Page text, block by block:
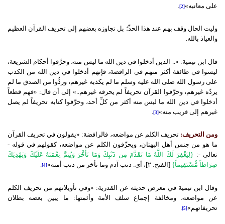
على معانيه»[2]
وليت الحال وقف بهم عند هذا الحدِّ؛ بل تجاوزه بعضهم إلى تحريف القرآن العظيم
والعياذ بالله.
قال ابن تيمية: «.. الذين أدخلوا في دين الله ما ليس منه، وحرَّفوا أحكام الشريعة،
ليسوا في طائفة أكثر منهم في الرافضة، فإنهم أدخلوا في دين الله من الكذب
على رسول الله صلى الله عليه وسلم ما لم يكذبه غيرهم، وردُّوا من الصدق ما لم
يردّه غيرهم، وحرَّفوا القرآن تحريفاً لم يحرفه غيرهم..» إلى أن قال: «فهم قطعاً
أدخلوا في دين الله ما ليس منه أكثر من كلِّ أحد، وحرَّفوا كتابه تحريفاً لم يصل
غيرهم إلى قريب منه»[3]
ومن التحريف: تحريف الكلم عن مواضعه، فالرافضة: «يقولون في تحريف القرآن
ما هو من جنس أهل البهتان، ويحرِّفون الكلم عن مواضعه، كقولهم في قوله -
تعالى -: {لِيَغْفِرَ لَكَ اللَّهُ مَا تَقَدَّمَ مِن ذَنْبِكَ وَمَا تَأَخَّرَ وَيُتِمَّ نِعْمَتَهُ عَلَيْكَ وَيَهْدِيَكَ
صِرَاطاً مُّسْتَقِيماً} [الفتح: ٢]، أي: ذنب آدم وما تأخر من ذنب أمته» [4]
.
وقال ابن تيمية في معرض حديثه عن القدرية: «وفي تأويلاتهم من تحريف الكلم
عن مواضعه، ومخالفة إجماع سلف الأمة وأئمتها: ما يبين بعضه بطلان
تحريفاتهم»[5]